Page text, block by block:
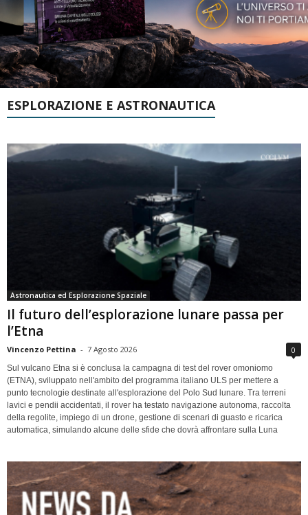
ESPLORAZIONE E ASTRONAUTICA
Astronautica ed Esplorazione Spaziale
Il futuro dell’esplorazione lunare passa per
l’Etna
Vincenzo Pettina - 7 Agosto 2026 0
Sul vulcano Etna si è conclusa la campagna di test del rover omoniomo
(ETNA), sviluppato nell'ambito del programma italiano ULS per mettere a
punto tecnologie destinate all'esplorazione del Polo Sud lunare. Tra terreni
lavici e pendii accidentati, il rover ha testato navigazione autonoma, raccolta
della regolite, impiego di un drone, gestione di scenari di guasto e ricarica
automatica, simulando alcune delle sfide che dovrà affrontare sulla Luna